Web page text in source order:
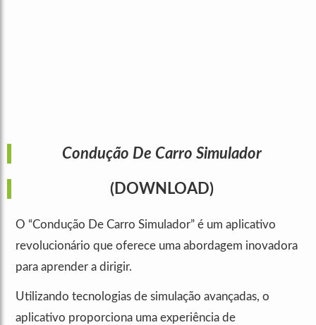
Condução De Carro Simulador
(DOWNLOAD)
O “Condução De Carro Simulador” é um aplicativo
revolucionário que oferece uma abordagem inovadora
para aprender a dirigir.
Utilizando tecnologias de simulação avançadas, o
aplicativo proporciona uma experiência de